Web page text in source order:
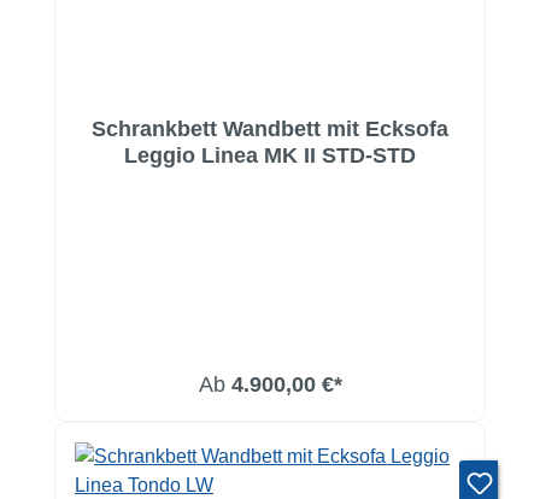
Schrankbett Wandbett mit Ecksofa
Leggio Linea MK II STD-STD
Ab 4.900,00 €*